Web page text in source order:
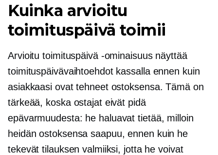
Kuinka arvioitu
toimituspäivä toimii
Arvioitu toimituspäivä -ominaisuus näyttää
toimituspäivävaihtoehdot kassalla ennen kuin
asiakkaasi ovat tehneet ostoksensa. Tämä on
tärkeää, koska ostajat eivät pidä
epävarmuudesta: he haluavat tietää, milloin
heidän ostoksensa saapuu, ennen kuin he
tekevät tilauksen valmiiksi, jotta he voivat